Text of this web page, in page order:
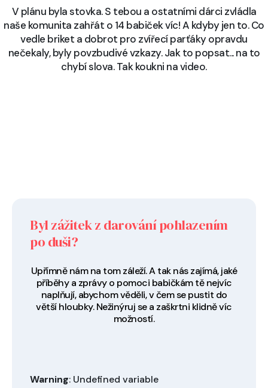
V plánu byla stovka. S tebou a ostatními dárci zvládla
naše komunita zahřát o 14 babiček víc! A kdyby jen to. Co
vedle briket a dobrot pro zvířecí parťáky opravdu
nečekaly, byly povzbudivé vzkazy. Jak to popsat... na to
chybí slova. Tak koukni na video.
Byl zážitek z darování pohlazením
po duši?
Upřímně nám na tom záleží. A tak nás zajímá, jaké
příběhy a zprávy o pomoci babičkám tě nejvíc
naplňují, abychom věděli, v čem se pustit do
větší hloubky. Nežinýruj se a zaškrtni klidně víc
možností.
Warning: Undefined variable